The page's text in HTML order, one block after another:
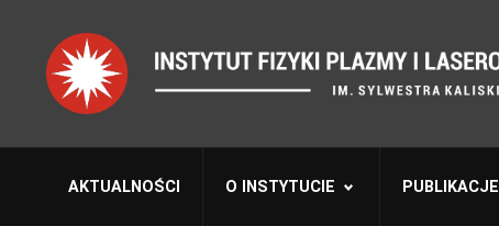
AKTUALNOŚCI O INSTYTUCIE PUBLIKACJE